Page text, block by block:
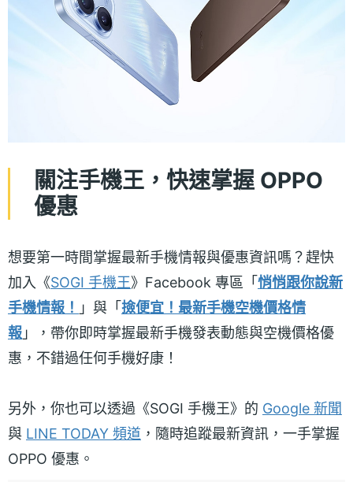
關注手機王，快速掌握 OPPO
優惠
想要第一時間掌握最新手機情報與優惠資訊嗎？趕快
加入《SOGI 手機王》Facebook 專區「 悄悄跟你說新
手機情報！ 」與「 撿便宜！最新手機空機價格情
報 」，帶你即時掌握最新手機發表動態與空機價格優
惠，不錯過任何手機好康！
另外，你也可以透過《SOGI 手機王》的 Google 新聞
與 LINE TODAY 頻道 ，隨時追蹤最新資訊，一手掌握
OPPO 優惠。